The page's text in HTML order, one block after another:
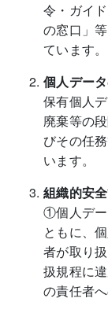
令・ガイ
の窓口」
ています。
個人デー
保有個人
廃棄等の
びその任
います。
組織的安
①個人デー
ともに、
者が取り
扱規程に
の責任者